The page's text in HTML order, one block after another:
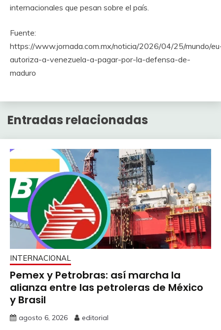
internacionales que pesan sobre el país.
Fuente:
https://www.jornada.com.mx/noticia/2026/04/25/mundo/
autoriza-a-venezuela-a-pagar-por-la-defensa-de-
maduro
Entradas relacionadas
INTERNACIONAL
Pemex y Petrobras: así marcha la
alianza entre las petroleras de México
y Brasil
agosto 6, 2026 editorial